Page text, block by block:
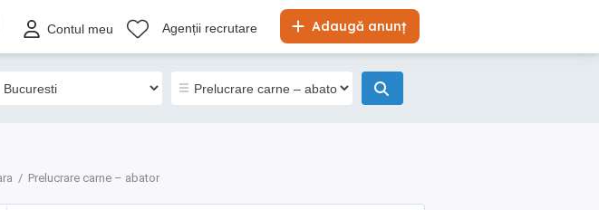
Adaugă anunț
Contul meu Agenții recrutare
Prelucrare carne – abator